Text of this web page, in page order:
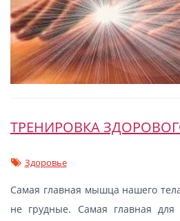
ТРЕНИРОВКА
Здоровье
Самая главная мышца нашего
не грудные. Самая главная